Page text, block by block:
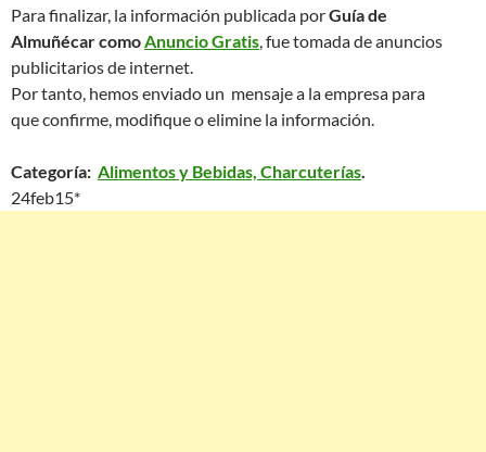
Para finalizar, la información publicada porGuía de
Almuñécar como Anuncio Gratis , fue tomada de anuncios
publicitarios de internet.
Por tanto, hemos enviado un mensaje a la empresa para
que confirme, modifique o elimine la información.
Categoría: Alimentos y Bebidas, Charcuterías
24feb15*